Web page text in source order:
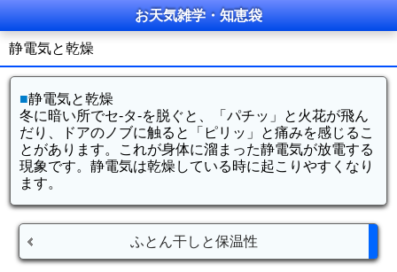
お天気雑学・知恵袋
静電気と乾燥
■静電気と乾燥
冬に暗い所でセ-タ-を脱ぐと、「パチッ」と火花が飛ん
だり、ドアのノブに触ると「ピリッ」と痛みを感じるこ
とがあります。これが身体に溜まった静電気が放電する
現象です。静電気は乾燥している時に起こりやすくなり
ます。
ふとん干しと保温性